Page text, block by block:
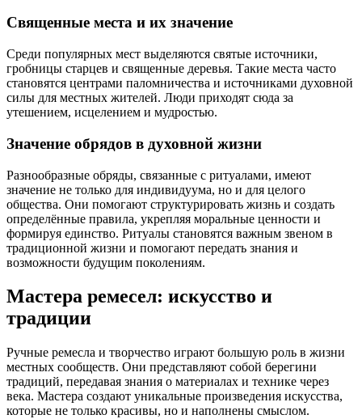
Священные места и их значение
Среди популярных мест выделяются святые источники,
гробницы старцев и священные деревья. Такие места часто
становятся центрами паломничества и источниками духовной
силы для местных жителей. Люди приходят сюда за
утешением, исцелением и мудростью.
Значение обрядов в духовной жизни
Разнообразные обряды, связанные с ритуалами, имеют
значение не только для индивидуума, но и для целого
общества. Они помогают структурировать жизнь и создать
определённые правила, укрепляя моральные ценности и
формируя единство. Ритуалы становятся важным звеном в
традиционной жизни и помогают передать знания и
возможности будущим поколениям.
Мастера ремесел: искусство и
традиции
Ручные ремесла и творчество играют большую роль в жизни
местных сообществ. Они представляют собой берегини
традиций, передавая знания о материалах и технике через
века. Мастера создают уникальные произведения искусства,
которые не только красивы, но и наполнены смыслом.